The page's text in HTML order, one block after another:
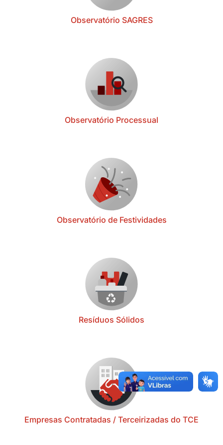
Observatório SAGRES
Observatório Processual
Observatório de Festividades
Resíduos Sólidos
Empresas Contratadas / Terceirizadas do TCE